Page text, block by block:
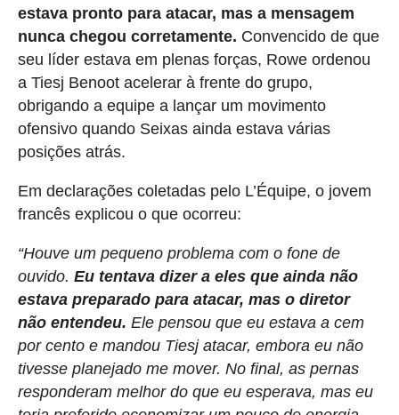
estava pronto para atacar, mas a mensagem
nunca chegou corretamente. Convencido de que
seu líder estava em plenas forças, Rowe ordenou
a Tiesj Benoot acelerar à frente do grupo,
obrigando a equipe a lançar um movimento
ofensivo quando Seixas ainda estava várias
posições atrás.
Em declarações coletadas pelo L’Équipe, o jovem
francês explicou o que ocorreu:
“Houve um pequeno problema com o fone de
ouvido. Eu tentava dizer a eles que ainda não
estava preparado para atacar, mas o diretor
não entendeu. Ele pensou que eu estava a cem
por cento e mandou Tiesj atacar, embora eu não
tivesse planejado me mover. No final, as pernas
responderam melhor do que eu esperava, mas eu